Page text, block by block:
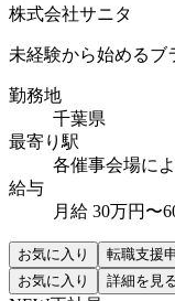
株式会社サニタ
未経験から始めるブ
勤務地
千葉県
最寄り駅
各催事会場に
給与
月給 30万円〜
お気に入り
転職支援
お気に入り
詳細を見